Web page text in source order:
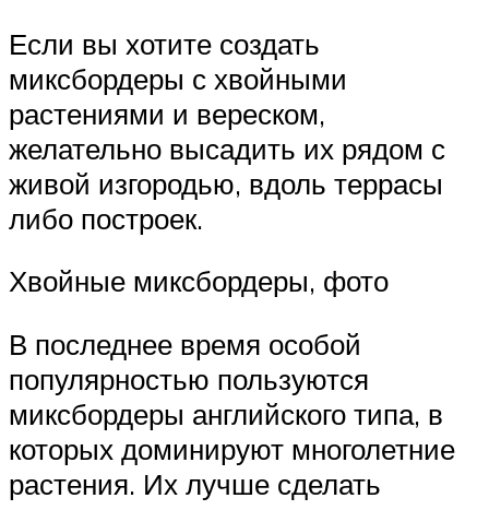
Если вы хотите создать
миксбордеры с хвойными
растениями и вереском,
желательно высадить их рядом с
живой изгородью, вдоль террасы
либо построек.
Хвойные миксбордеры, фото
В последнее время особой
популярностью пользуются
миксбордеры английского типа, в
которых доминируют многолетние
растения. Их лучше сделать